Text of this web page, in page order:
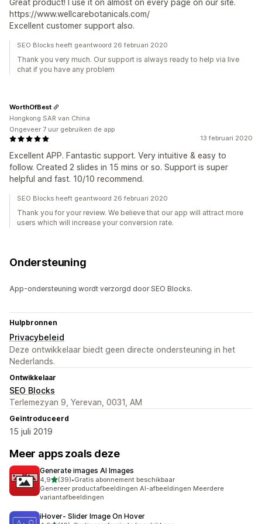
Great product! I use it on almost on every page on our site.
https://www.wellcarebotanicals.com/
Excellent customer support also.
SEO Blocks heeft geantwoord 26 februari 2020
Thank you very much. Our support is always ready to help via live
chat if you have any problem
13 februari 2020
Excellent APP. Fantastic support. Very intuitive & easy to
follow. Created 2 slides in 15 mins or so. Support is super
helpful and fast. 10/10 recommend.
WorthOfBest
Hongkong SAR van China
Ongeveer 7 uur gebruiken de app
SEO Blocks heeft geantwoord 26 februari 2020
Thank you for your review. We believe that our app will attract more
users which will increase your conversion rate.
Ondersteuning
App-ondersteuning wordt verzorgd door SEO Blocks.
Hulpbronnen
Privacybeleid
Deze ontwikkelaar biedt geen directe ondersteuning in het
Nederlands.
Ontwikkelaar
SEO Blocks
Terlemezyan 9, Yerevan, 0031, AM
Geïntroduceerd
15 juli 2019
Meer apps zoals deze
Generate images AI Images
4,9van 5 sterren
(39)
39 recensies in totaal
•Gratis abonnement beschikbaar
Genereer productafbeeldingen AI-afbeeldingen Meerdere
variantafbeeldingen
iHover‑ Slider Image On Hover